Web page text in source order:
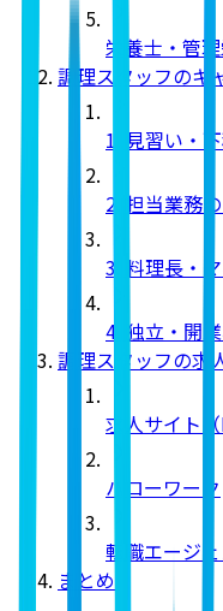
栄養士・管理
調理スタッフのキ
1. 見習い・
2. 担当業務
3. 料理長・
4. 独立・開
調理スタッフの求
求人サイト
ハローワーク
転職エージェ
まとめ